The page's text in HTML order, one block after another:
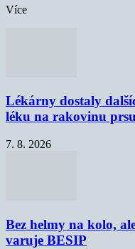
Více
Lékárny dostaly
léku na rakovinu prsu
7. 8. 2026
Bez helmy na kolo,
varuje BESIP